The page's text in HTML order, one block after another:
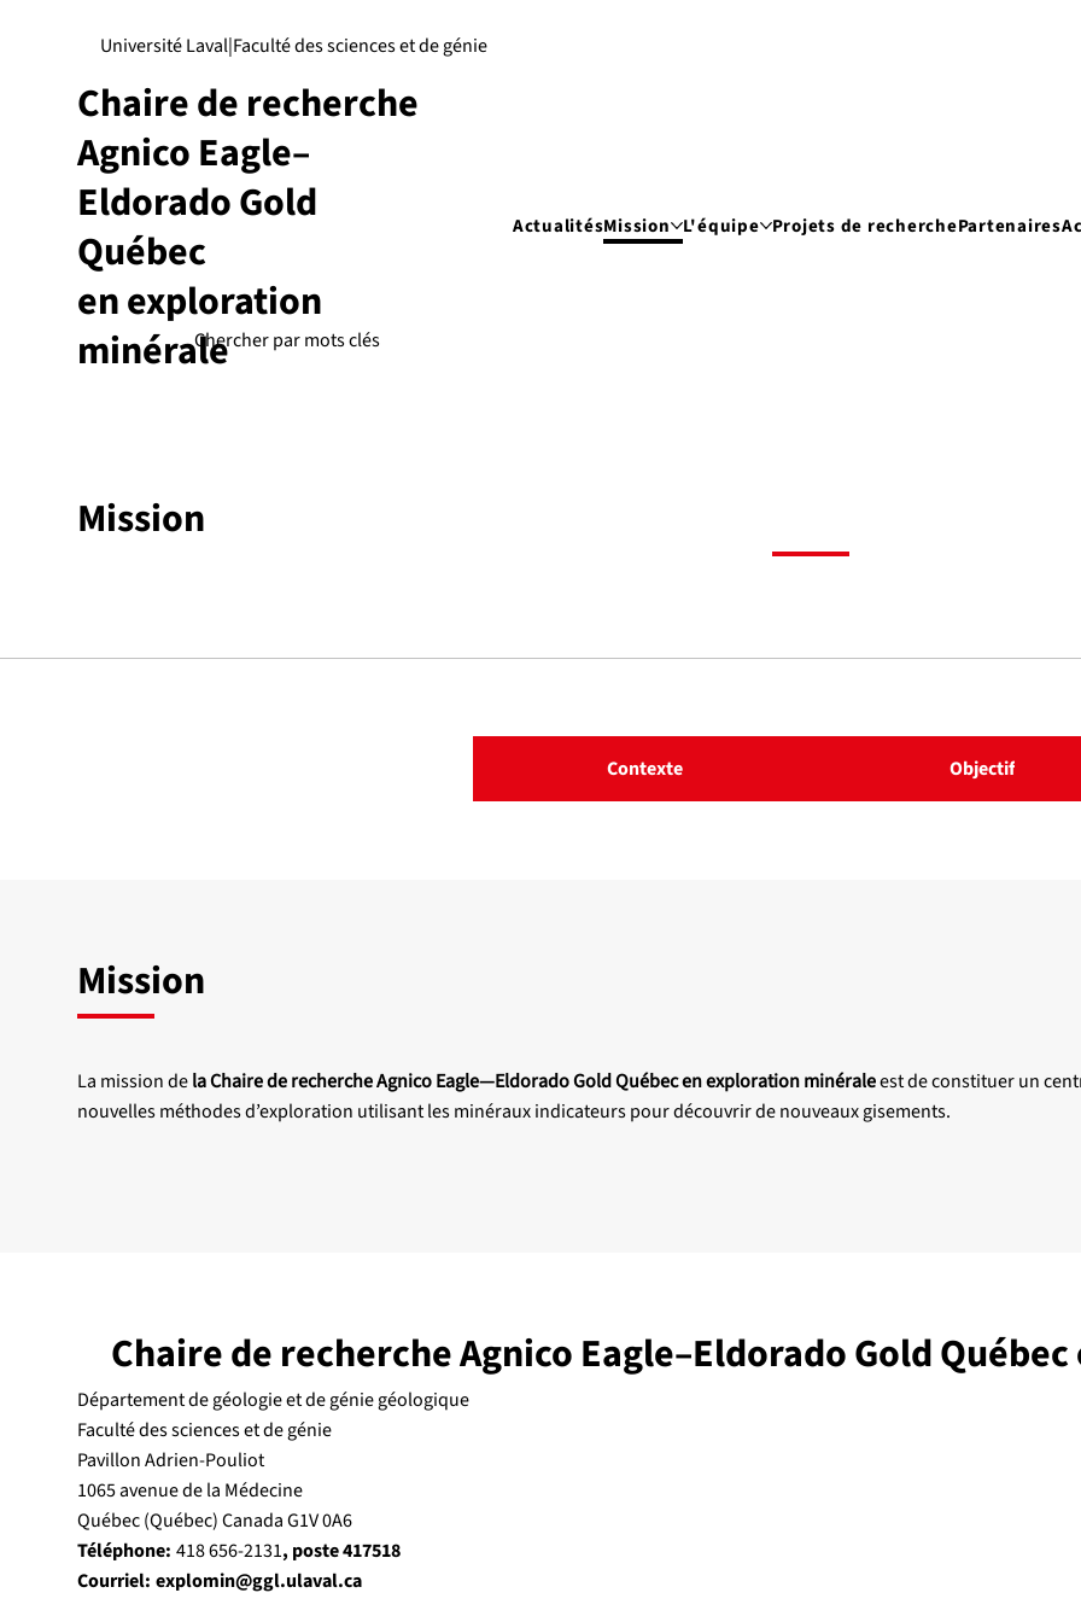
Chaire de recherche
Agnico Eagle–
Eldorado Gold
Québec
en exploration
minérale
ActualitésMission L'équipe Projets de recherchePartenaires
|
Université Laval Faculté des sciences et de génie
Mission
Contexte Objectif
Mission
La mission dela Chaire de recherche Agnico Eagle—Eldorado Gold Québec en exploration minéraleest de constituer un
nouvelles méthodes d’exploration utilisant les minéraux indicateurs pour découvrir de nouveaux gisements.
Chaire de recherche Agnico Eagle–Eldorado Gold
Département de géologieet de génie géologique
Faculté des sciences et de génie
Pavillon Adrien-Pouliot
1065 avenue de la Médecine
Québec (Québec) Canada G1V 0A6
Téléphone: 418 656-2131
Courriel: explomin@ggl.ulaval.ca
, poste 417518